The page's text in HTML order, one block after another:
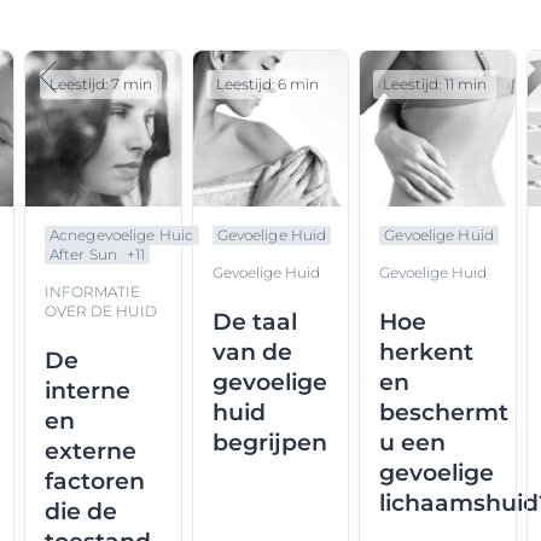
Acnegevoelige Huid
After Sun
+11
INFORMATIE
OVER DE HUID
De
interne
en
externe
factoren
die de
Leestijd: 7 min
Gevoelige Huid
Gevoelige Huid
De taal
van de
gevoelige
huid
begrijpen
Leestijd: 6 min
Gevoelige Huid
Gevoelige Huid
Hoe
herkent
en
beschermt
u een
gevoelige
Leestijd: 11 min